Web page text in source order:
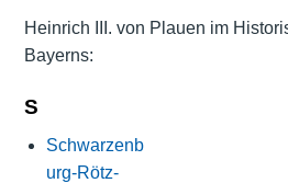
Heinrich III. von Plauen im
Bayerns:
S
Schwarzenb
urg-Rötz-